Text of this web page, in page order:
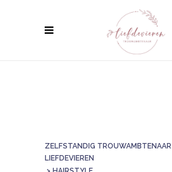
ZELFSTANDIG TROUWAMBTENAAR |
LIEFDEVIEREN